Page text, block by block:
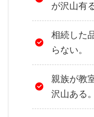
が沢山有
相続した
らない。
親族が教
沢山ある。